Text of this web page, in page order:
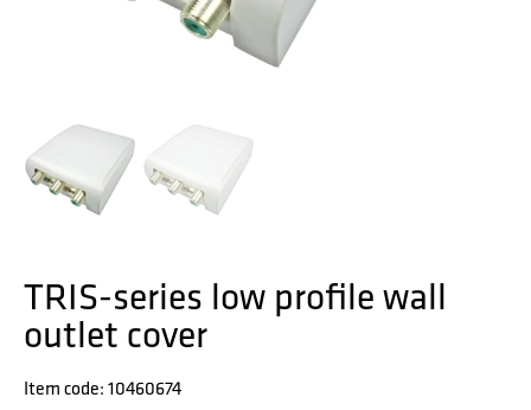
TRIS-series low profile wall
outlet cover
Item code: 10460674